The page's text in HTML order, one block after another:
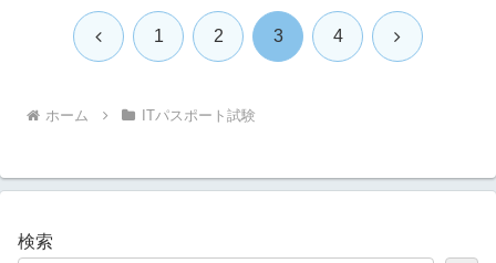
前 1 2 3 4 次
ホーム ITパスポート試験
検索